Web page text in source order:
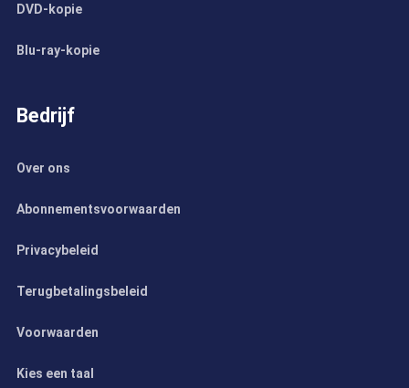
DVD-kopie
Blu-ray-kopie
Bedrijf
Over ons
Abonnementsvoorwaarden
Privacybeleid
Terugbetalingsbeleid
Voorwaarden
Kies een taal